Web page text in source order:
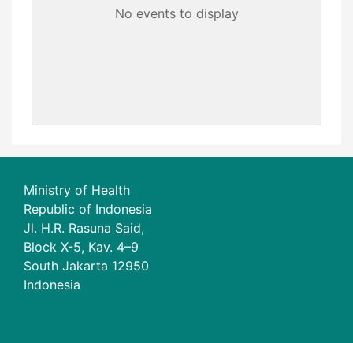
No events to display
Ministry of Health
Republic of Indonesia
Jl. H.R. Rasuna Said,
Block X-5, Kav. 4–9
South Jakarta 12950
Indonesia